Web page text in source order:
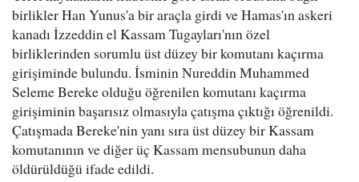
birlikler Han Yunus'a bir araçla girdi ve Hamas'ın askeri
kanadı İzzeddin el Kassam Tugayları'nın özel
birliklerinden sorumlu üst düzey bir komutanı kaçırma
girişiminde bulundu. İsminin Nureddin Muhammed
Seleme Bereke olduğu öğrenilen komutanı kaçırma
girişiminin başarısız olmasıyla çatışma çıktığı öğrenildi.
Çatışmada Bereke'nin yanı sıra üst düzey bir Kassam
komutanının ve diğer üç Kassam mensubunun daha
öldürüldüğü ifade edildi.